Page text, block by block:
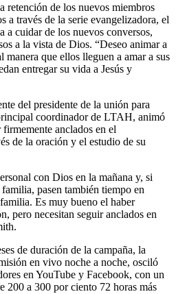
retención de los nuevos miembros
a través de la serie evangelizadora, el
a cuidar de los nuevos conversos,
a la vista de Dios. “Deseo animar a
manera que ellos lleguen a amar a sus
entregar su vida a Jesús y
del presidente de la unión para
coordinador de LTAH, animó
firmemente anclados en el
de la oración y el estudio de su
con Dios en la mañana y, si
pasen también tiempo en
Es muy bueno el haber
pero necesitan seguir anclados en
de duración de la campaña, la
en vivo noche a noche, osciló
en YouTube y Facebook, con un
200 a 300 por ciento 72 horas más